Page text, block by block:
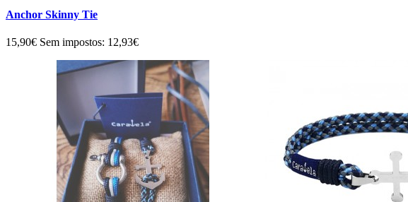
Anchor Skinny Tie
15,90€ Sem impostos: 12,93€